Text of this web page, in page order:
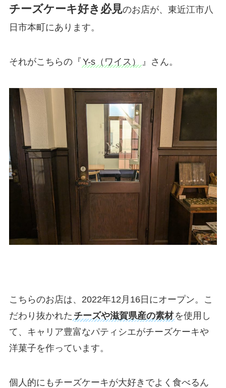
チーズケーキ好き必見のお店が、東近江市八
日市本町にあります。
それがこちらの『 Y-s（ワイス） 』さん。
こちらのお店は、2022年12月16日にオープン。こ
だわり抜かれた チーズや滋賀県産の素材 を使用し
て、キャリア豊富なパティシエがチーズケーキや
洋菓子を作っています。
個人的にもチーズケーキが大好きでよく食べるん